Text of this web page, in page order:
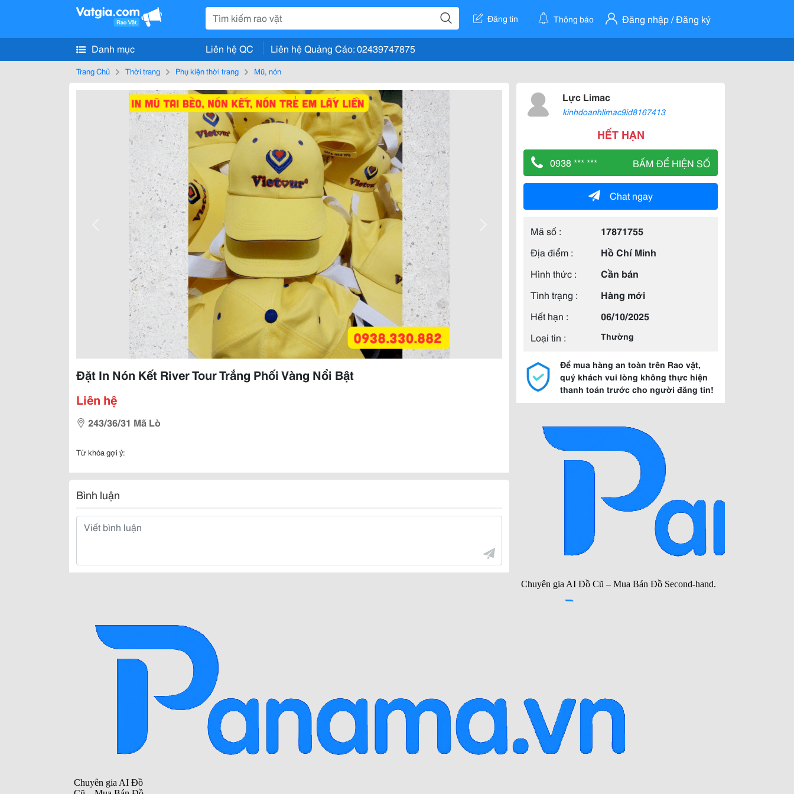
Đăng tin Thông báo Đăng nhập / Đăng ký
Danh mục Liên hệ QC Liên hệ Quảng Cáo: 02439747875
Trang Chủ Thời trang Phụ kiện thời trang Mũ, nón
Đặt In Nón Kết River Tour Trắng Phối Vàng Nổi Bật
Liên hệ
243/36/31 Mã Lò
Từ khóa gợi ý:
Bình luận
Lực Limac
kinhdoanhlimac9id8167413
HẾT HẠN
0938 *** *** BẤM ĐỂ HIỆN SỐ
Chat ngay
Mã số :
17871755
Địa điểm :
Hồ Chí Minh
Hình thức :
Cần bán
Tình trạng :
Hàng mới
Hết hạn :
06/10/2025
Loại tin :
Thường
Để mua hàng an toàn trên Rao vặt,
quý khách vui lòng không thực hiện
thanh toán trước cho người đăng tin!